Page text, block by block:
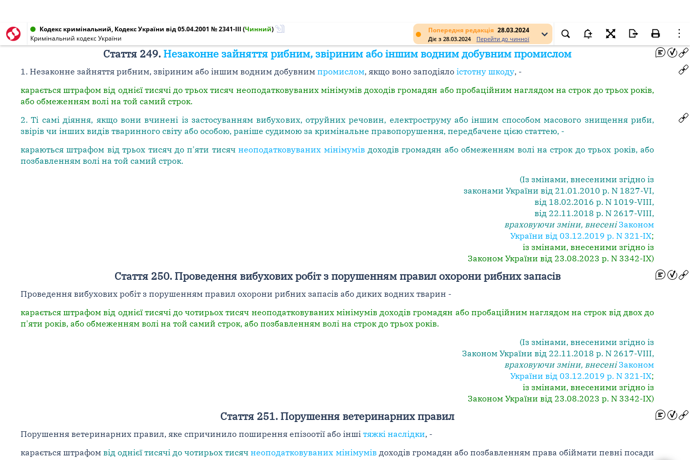
Попередня редакція 28.03.2024
Діє з 28.03.2024 Перейти до чинної
Кодекс кримінальний, Кодекс України від 05.04.2001 № 2341-III (Чинний)
Кримінальний кодекс України